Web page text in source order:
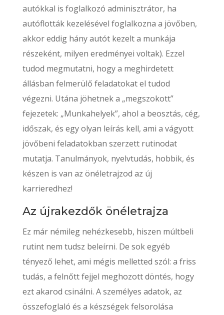
autókkal is foglalkozó adminisztrátor, ha
autóflották kezelésével foglalkozna a jövőben,
akkor eddig hány autót kezelt a munkája
részeként, milyen eredményei voltak). Ezzel
tudod megmutatni, hogy a meghirdetett
állásban felmerülő feladatokat el tudod
végezni. Utána jöhetnek a „megszokott”
fejezetek: „Munkahelyek”, ahol a beosztás, cég,
időszak, és egy olyan leírás kell, ami a vágyott
jövőbeni feladatokban szerzett rutinodat
mutatja. Tanulmányok, nyelvtudás, hobbik, és
készen is van az önéletrajzod az új
karrieredhez!
Az újrakezdők önéletrajza
Ez már némileg nehézkesebb, hiszen múltbeli
rutint nem tudsz beleírni. De sok egyéb
tényező lehet, ami mégis melletted szól: a friss
tudás, a felnőtt fejjel meghozott döntés, hogy
ezt akarod csinálni. A személyes adatok, az
összefoglaló és a készségek felsorolása